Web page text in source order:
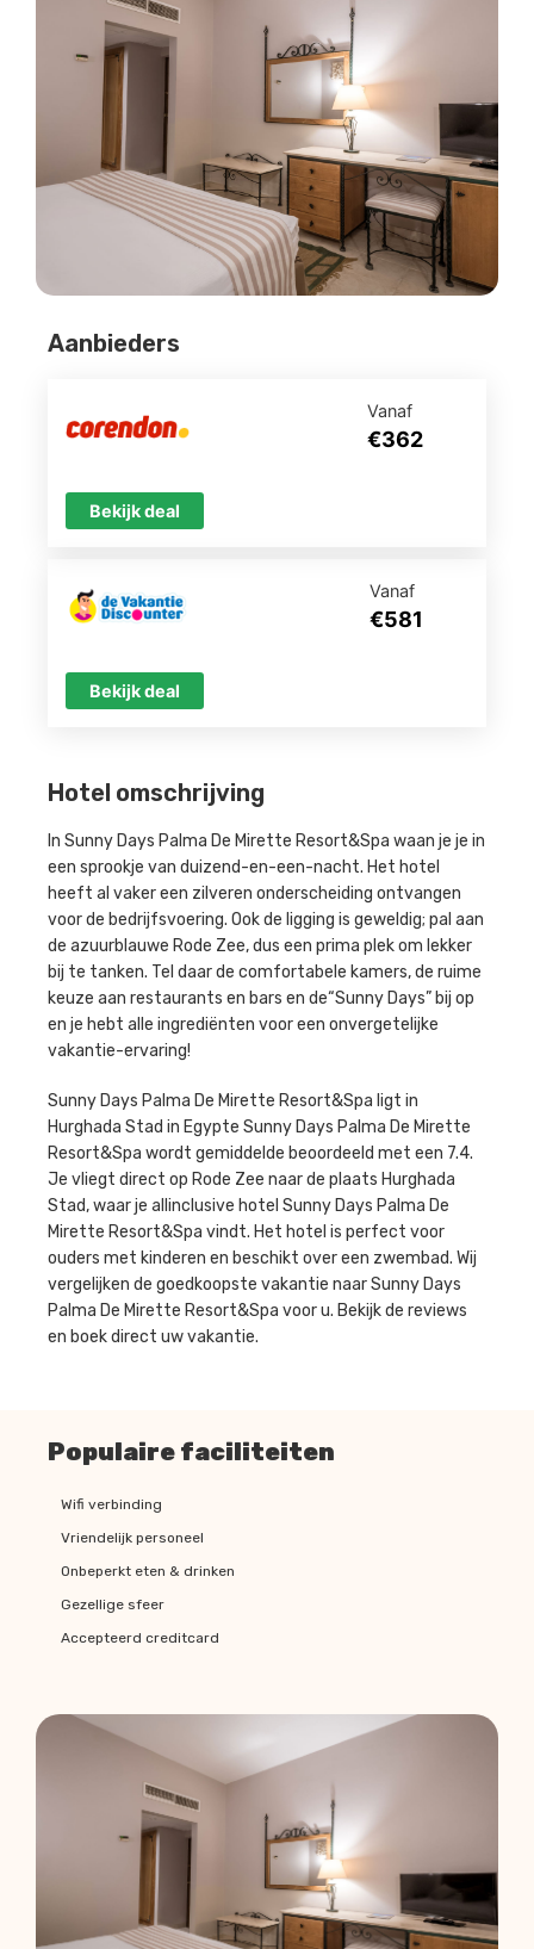
Hotel omschrijving
In Sunny Days Palma De Mirette Resort&Spa waan je je in
een sprookje van duizend-en-een-nacht. Het hotel
heeft al vaker een zilveren onderscheiding ontvangen
voor de bedrijfsvoering. Ook de ligging is geweldig; pal aan
de azuurblauwe Rode Zee, dus een prima plek om lekker
bij te tanken. Tel daar de comfortabele kamers, de ruime
keuze aan restaurants en bars en de“Sunny Days” bij op
en je hebt alle ingrediënten voor een onvergetelijke
vakantie-ervaring!
Sunny Days Palma De Mirette Resort&Spa ligt in
Hurghada Stad in Egypte Sunny Days Palma De Mirette
Resort&Spa wordt gemiddelde beoordeeld met een 7.4.
Je vliegt direct op Rode Zee naar de plaats Hurghada
Stad, waar je allinclusive hotel Sunny Days Palma De
Mirette Resort&Spa vindt. Het hotel is perfect voor
ouders met kinderen en beschikt over een zwembad. Wij
vergelijken de goedkoopste vakantie naar Sunny Days
Palma De Mirette Resort&Spa voor u. Bekijk de reviews
en boek direct uw vakantie.
Aanbieders
Vanaf
€362
Bekijk deal
Vanaf
€581
Bekijk deal
Populaire faciliteiten
Wifi verbinding
Vriendelijk personeel
Onbeperkt eten & drinken
Gezellige sfeer
Accepteerd creditcard